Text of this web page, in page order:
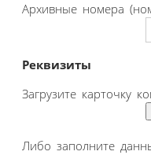
Архивные номера
Реквизиты
Загрузите карточку
Либо заполните